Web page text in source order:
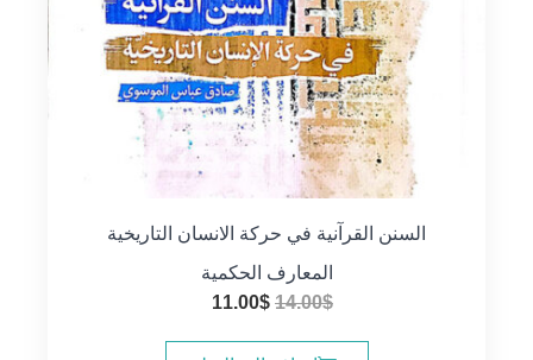
السنن القرآنية في حركة الانسان التاريخية
المعارف الحكمية
14.00$
السعر
11.00$